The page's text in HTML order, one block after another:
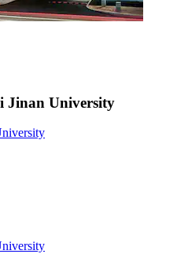
Jinan University